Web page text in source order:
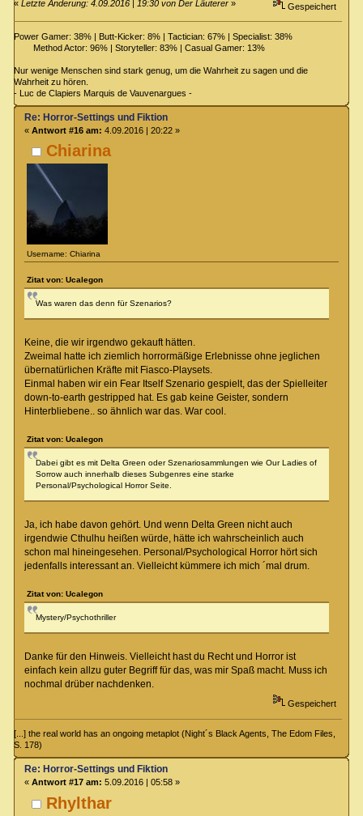
«Letzte Änderung: 4.09.2016 | 19:30 von Der Läuterer » Gespeichert
Power Gamer: 38% | Butt-Kicker: 8% | Tactician: 67% | Specialist: 38%
Method Actor: 96% | Storyteller: 83% | Casual Gamer: 13%
Nur wenige Menschen sind stark genug, um die Wahrheit zu sagen und die
Wahrheit zu hören.
- Luc de Clapiers Marquis de Vauvenargues -
Chiarina
Username: Chiarina
Re: Horror-Settings und Fiktion
« Antwort #16 am: 4.09.2016 | 20:22 »
Zitat von: Ucalegon
Was waren das denn für Szenarios?
Keine, die wir irgendwo gekauft hätten.
Zweimal hatte ich ziemlich horrormäßige Erlebnisse ohne jeglichen
übernatürlichen Kräfte mit Fiasco-Playsets.
Einmal haben wir ein Fear Itself Szenario gespielt, das der Spielleiter
down-to-earth gestripped hat. Es gab keine Geister, sondern
Hinterbliebene.. so ähnlich war das. War cool.
Zitat von: Ucalegon
Dabei gibt es mit Delta Green oder Szenariosammlungen wie Our Ladies of
Sorrow auch innerhalb dieses Subgenres eine starke
Personal/Psychological Horror Seite.
Ja, ich habe davon gehört. Und wenn Delta Green nicht auch
irgendwie Cthulhu heißen würde, hätte ich wahrscheinlich auch
schon mal hineingesehen. Personal/Psychological Horror hört sich
jedenfalls interessant an. Vielleicht kümmere ich mich ´mal drum.
Zitat von: Ucalegon
Mystery/Psychothriller
Danke für den Hinweis. Vielleicht hast du Recht und Horror ist
einfach kein allzu guter Begriff für das, was mir Spaß macht. Muss ich
nochmal drüber nachdenken.
Gespeichert
[...] the real world has an ongoing metaplot (Night´s Black Agents, The Edom Files,
S. 178)
Rhylthar
Re: Horror-Settings und Fiktion
« Antwort #17 am: 5.09.2016 | 05:58 »